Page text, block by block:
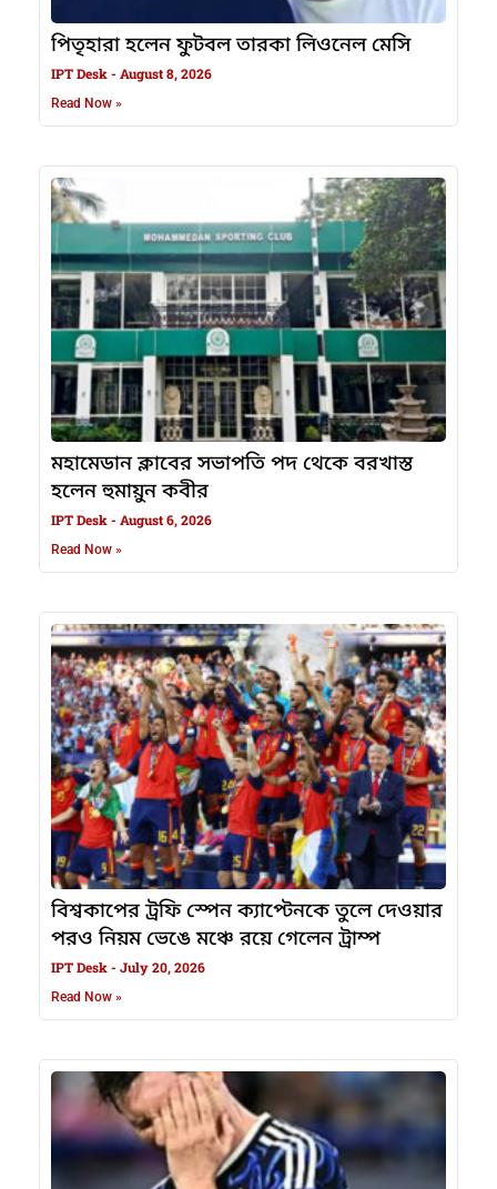
পিতৃহারা হলেন ফুটবল তারকা লিওনেল মেসি
IPT Desk August 8, 2026
Read Now »
মহামেডান ক্লাবের সভাপতি পদ থেকে বরখাস্ত
হলেন হুমায়ুন কবীর
IPT Desk August 6, 2026
Read Now »
বিশ্বকাপের ট্রফি স্পেন ক্যাপ্টেনকে তুলে দেওয়ার
পরও নিয়ম ভেঙে মঞ্চে রয়ে গেলেন ট্রাম্প
IPT Desk July 20, 2026
Read Now »